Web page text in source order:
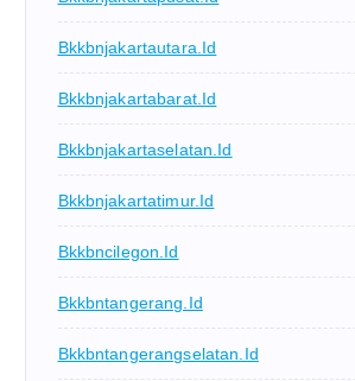
Bkkbnjakartautara.id
Bkkbnjakartabarat.id
Bkkbnjakartaselatan.id
Bkkbnjakartatimur.id
Bkkbncilegon.id
Bkkbntangerang.id
Bkkbntangerangselatan.id